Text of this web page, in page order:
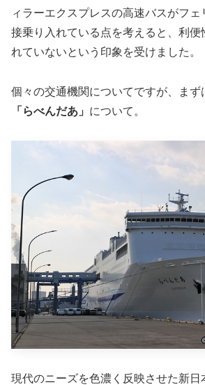
ィラーエクスプレスの高速バスがフ
接乗り入れている点を考えると、利便
れていないという印象を受けました。
個々の交通機関についてですが、まず
「らべんだあ」 について。
現代のニーズを色濃く反映させた新日